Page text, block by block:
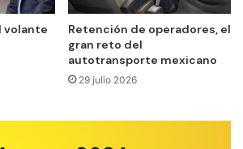
volante
Retención de operadores, el
gran reto del
autotransporte mexicano
29 julio 2026